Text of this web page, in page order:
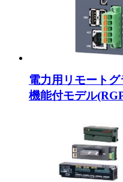
電力用リモート
機能付モデル